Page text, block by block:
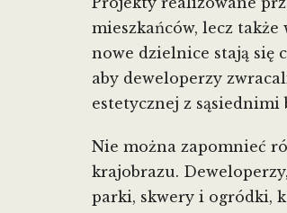
mieszkańców, lecz
nowe dzielnice stają się
aby deweloperzy
estetycznej z sąsiednimi
Nie można zapomnieć
krajobrazu.
parki, skwery i ogródki,